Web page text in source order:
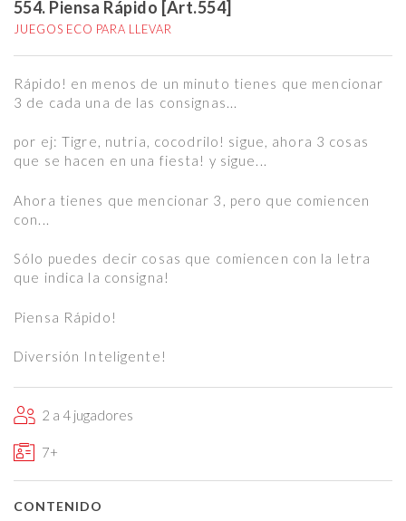
554. Piensa Rápido [Art.554]
JUEGOS ECO PARA LLEVAR
Rápido! en menos de un minuto tienes que mencionar
3 de cada una de las consignas...
por ej: Tigre, nutria, cocodrilo! sigue, ahora 3 cosas
que se hacen en una fiesta! y sigue...
Ahora tienes que mencionar 3, pero que comiencen
con...
Sólo puedes decir cosas que comiencen con la letra
que indica la consigna!
Piensa Rápido!
Diversión Inteligente!
2 a 4 jugadores
7+
CONTENIDO